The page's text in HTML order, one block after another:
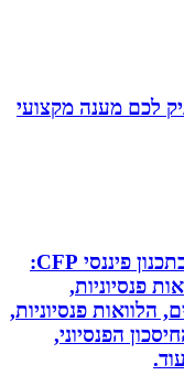
לכם מענה מקצועי
תכנון פיננסי - גדי ברקאי מומחה בתכנון פיננסי CFP:
פנסיוניות,
הפנסיוני,